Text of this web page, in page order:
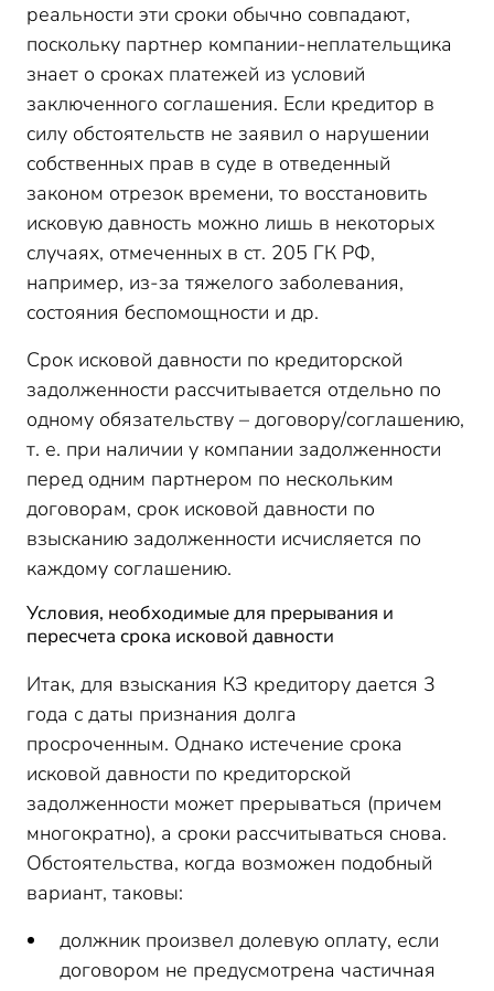
реальности эти сроки обычно совпадают,
поскольку партнер компании-неплательщика
знает о сроках платежей из условий
заключенного соглашения. Если кредитор в
силу обстоятельств не заявил о нарушении
собственных прав в суде в отведенный
законом отрезок времени, то восстановить
исковую давность можно лишь в некоторых
случаях, отмеченных в ст. 205 ГК РФ,
например, из-за тяжелого заболевания,
состояния беспомощности и др.
Срок исковой давности по кредиторской
задолженности рассчитывается отдельно по
одному обязательству – договору/соглашению,
т. е. при наличии у компании задолженности
перед одним партнером по нескольким
договорам, срок исковой давности по
взысканию задолженности исчисляется по
каждому соглашению.
Условия, необходимые для прерывания и
пересчета срока исковой давности
Итак, для взыскания КЗ кредитору дается 3
года с даты признания долга
просроченным. Однако истечение срока
исковой давности по кредиторской
задолженности может прерываться (причем
многократно), а сроки рассчитываться снова.
Обстоятельства, когда возможен подобный
вариант, таковы:
должник произвел долевую оплату, если
договором не предусмотрена частичная